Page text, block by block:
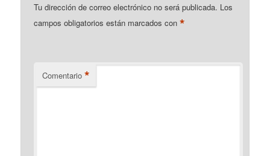
Tu dirección de correo electrónico no será publicada. Los
campos obligatorios están marcados con*
Comentario *